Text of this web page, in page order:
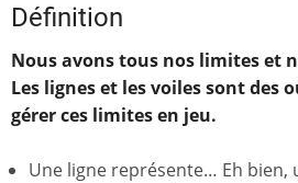
Définition
Nous avons tous nos limites et
Les lignes et les voiles sont des
gérer ces limites en jeu.
Une ligne représente… Eh bien,